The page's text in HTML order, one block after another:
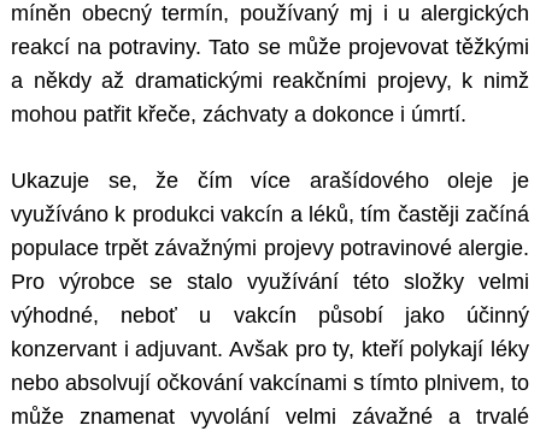
míněn obecný termín, používaný mj i u alergických
reakcí na potraviny. Tato se může projevovat těžkými
a někdy až dramatickými reakčními projevy, k nimž
mohou patřit křeče, záchvaty a dokonce i úmrtí.
Ukazuje se, že čím více arašídového oleje je
využíváno k produkci vakcín a léků, tím častěji začíná
populace trpět závažnými projevy potravinové alergie.
Pro výrobce se stalo využívání této složky velmi
výhodné, neboť u vakcín působí jako účinný
konzervant i adjuvant. Avšak pro ty, kteří polykají léky
nebo absolvují očkování vakcínami s tímto plnivem, to
může znamenat vyvolání velmi závažné a trvalé